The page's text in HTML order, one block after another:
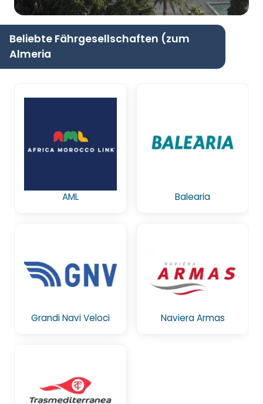
Beliebte Fährgesellschaften (zum
Almeria
AML Balearia
Grandi Navi Veloci Naviera Armas